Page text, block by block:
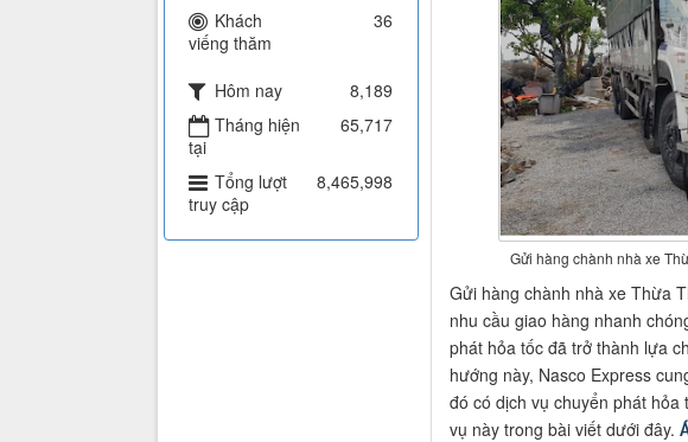
Gửi hàng chành nhà xe
Gửi hàng chành nhà xe Thừa
nhu cầu giao hàng nhanh
phát hỏa tốc đã trở thành lựa
hướng này, Nasco Express
đó có dịch vụ chuyển phát
vụ này trong bài viết dưới đây.
Khách
viếng thăm
36
Hôm nay
8,189
Tháng hiện
tại
65,717
Tổng lượt
truy cập
8,465,998